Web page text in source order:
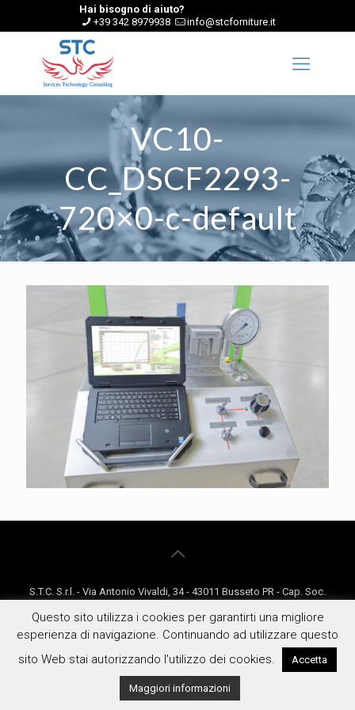
Hai bisogno di aiuto?
+39 342 8979938
info@stcforniture.it
VC10-
CC_DSCF2293-
720×0-c-default
S.T.C. S.r.l. - Via Antonio Vivaldi, 34 - 43011 Busseto PR - Cap. Soc.
Policy - Condizioni Generali
Questo sito utilizza i cookies per garantirti una migliore
esperienza di navigazione. Continuando ad utilizzare questo
sito Web stai autorizzando l'utilizzo dei cookies.
Accetta
Maggiori informazioni